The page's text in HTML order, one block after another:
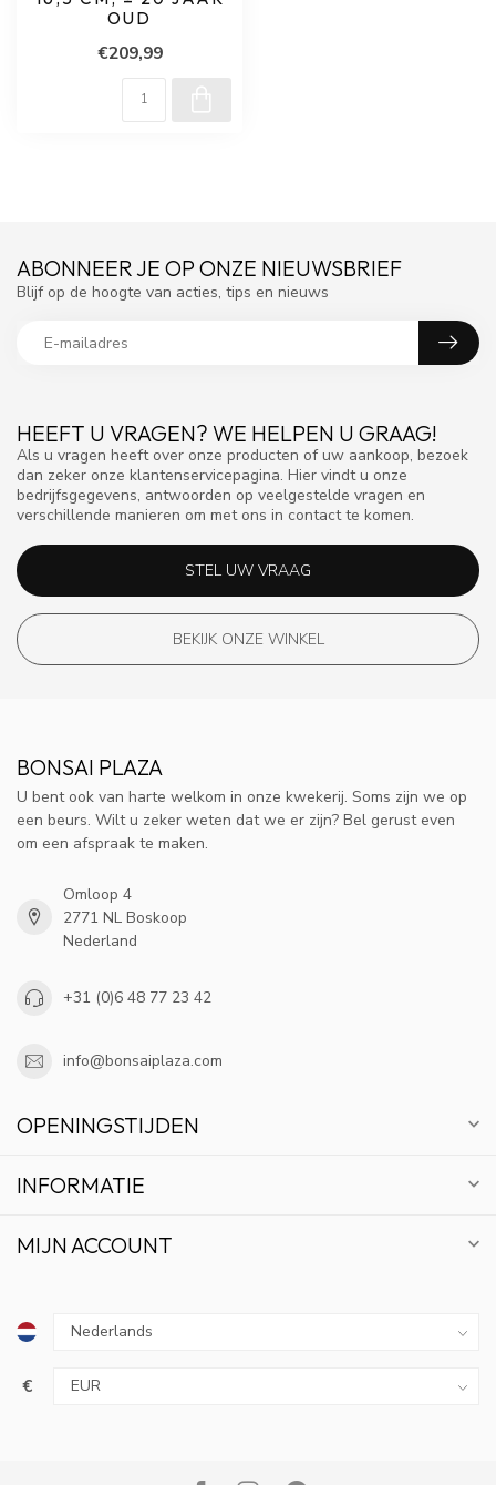
OUD
€209,99
HEEFT U VRAGEN? WE HELPEN U GRAAG!
Als u vragen heeft over onze producten of uw aankoop, bezoek
dan zeker onze klantenservicepagina. Hier vindt u onze
bedrijfsgegevens, antwoorden op veelgestelde vragen en
verschillende manieren om met ons in contact te komen.
STEL UW VRAAG
BEKIJK ONZE WINKEL
ABONNEER JE OP ONZE NIEUWSBRIEF
Blijf op de hoogte van acties, tips en nieuws
BONSAI PLAZA
U bent ook van harte welkom in onze kwekerij. Soms zijn we op
een beurs. Wilt u zeker weten dat we er zijn? Bel gerust even
om een afspraak te maken.
Omloop 4
2771 NL Boskoop
Nederland
+31 (0)6 48 77 23 42
info@bonsaiplaza.com
OPENINGSTIJDEN
INFORMATIE
MIJN ACCOUNT
€